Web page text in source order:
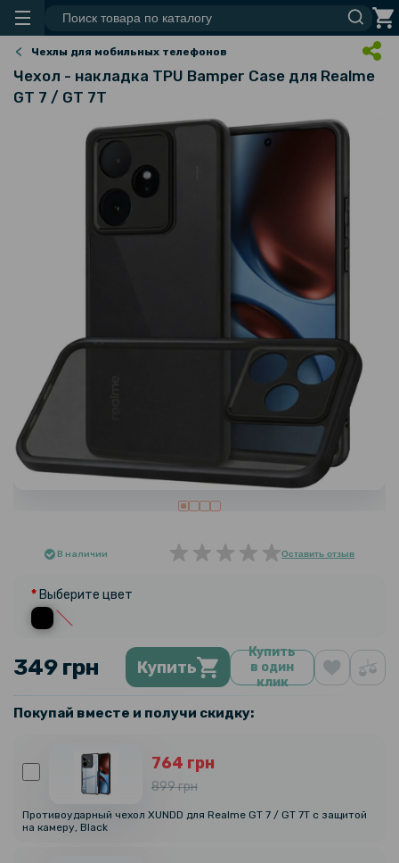
Чехлы для мобильных телефонов
Чехол - накладка TPU Bamper Case для Realme
GT 7 / GT 7T
В наличии Оставить отзыв
Выберите цвет
349 грн Купить
Купить
в один
клик
Покупай вместе и получи скидку:
764 грн
899 грн
Противоударный чехол XUNDD для Realme GT 7 / GT 7T​​​ с защитой
на камеру, Black